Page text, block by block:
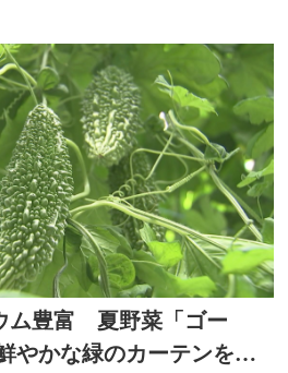
ム豊富 夏野菜「ゴー
かな緑のカーテンをか